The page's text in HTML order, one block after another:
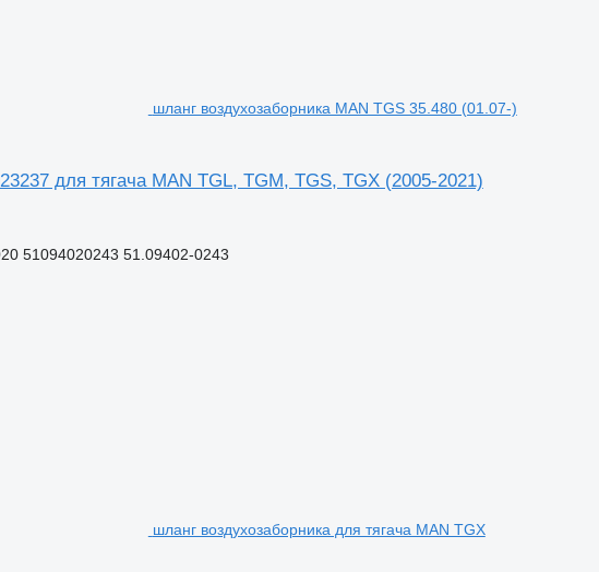
шланг воздухозаборника MAN TGS 35.480 (01.07-)
для тягача MAN TGL, TGM, TGS, TGX (2005-2021)
51094020243 51.09402-0243
шланг воздухозаборника для тягача MAN TGX